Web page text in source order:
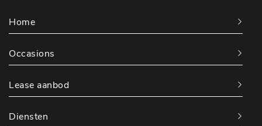
Home
Occasions
Lease aanbod
Diensten